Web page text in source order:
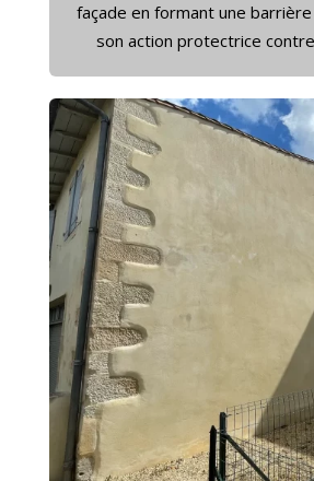
façade en formant une
son action protectrice contre